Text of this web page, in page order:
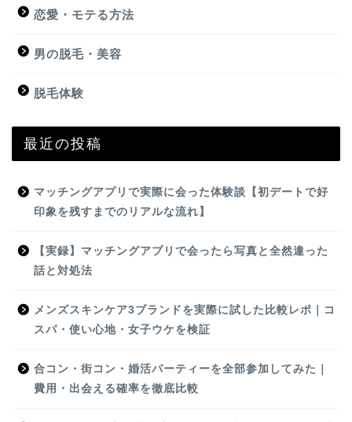
恋愛・モテる方法
男の脱毛・美容
脱毛体験
最近の投稿
マッチングアプリで実際に会った体験談【初デートで好
印象を残すまでのリアルな流れ】
【実録】マッチングアプリで会ったら写真と全然違った
話と対処法
メンズスキンケア3ブランドを実際に試した比較レポ｜コ
スパ・使い心地・女子ウケを検証
合コン・街コン・婚活パーティーを全部参加してみた｜
費用・出会える確率を徹底比較